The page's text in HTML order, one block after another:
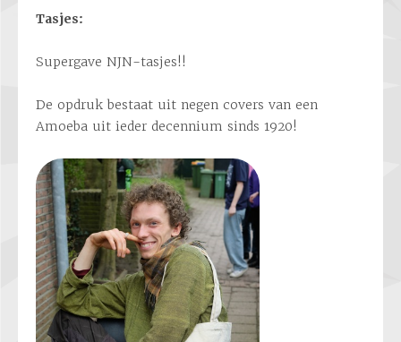
Tasjes:
Supergave NJN-tasjes!!
De opdruk bestaat uit negen covers van een
Amoeba uit ieder decennium sinds 1920!